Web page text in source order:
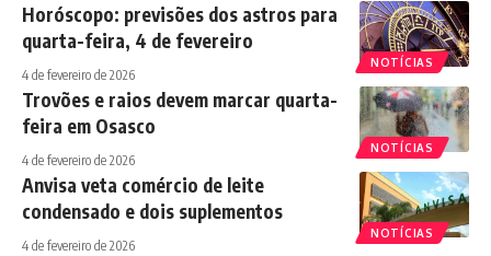
NOTÍCIAS
Horóscopo: previsões dos astros para
quarta-feira, 4 de fevereiro
4 de fevereiro de 2026
NOTÍCIAS
Trovões e raios devem marcar quarta-
feira em Osasco
4 de fevereiro de 2026
NOTÍCIAS
Anvisa veta comércio de leite
condensado e dois suplementos
4 de fevereiro de 2026